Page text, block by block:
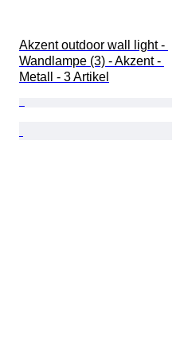
Akzent outdoor wall light -
Wandlampe (3) - Akzent -
Metall - 3 Artikel